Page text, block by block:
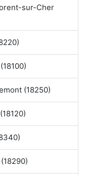
sur-Cher
(18250)